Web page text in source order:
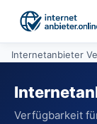
Internetanbieter
Verfügbarkeit